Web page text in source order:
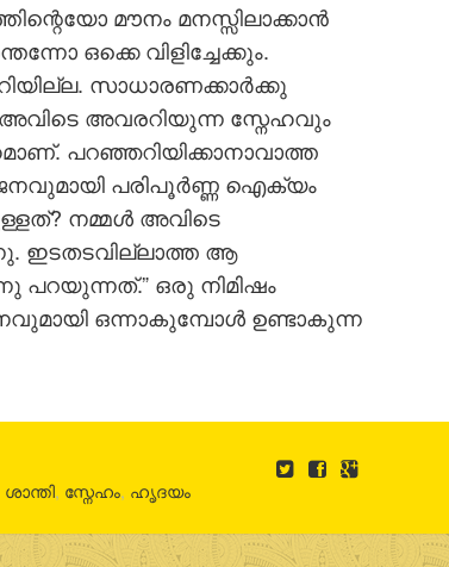
മൗനം മനസ്സിലാക്കാന്‍
ഒക്കെ വിളിച്ചേക്കും.
സാധാരണക്കാര്‍ക്കു
അവരറിയുന്ന സ്നേഹവും
പറഞ്ഞറിയിക്കാനാവാത്ത
പരിപൂര്‍ണ്ണ ഐക്യം
നമ്മള്‍ അവിടെ
ഇടതടവില്ലാത്ത ആ
ഒരു നിമിഷം
ഒന്നാകുമ്പോള്‍ ഉണ്ടാകുന്ന
ശാന്തി, സ്നേഹം, ഹൃദയം